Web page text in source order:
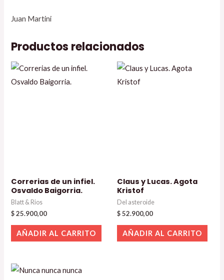
Juan Martini
Productos relacionados
Correrias de un infiel.
Osvaldo Baigorria.
Blatt & Rios
$25.900,00
AÑADIR AL CARRITO
Claus y Lucas. Agota
Kristof
Del asteroide
$52.900,00
AÑADIR AL CARRITO